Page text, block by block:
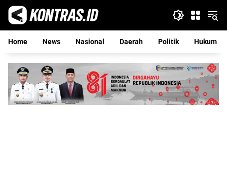
Langsung
konten
Home
News Nasional Daerah Politik Hukum